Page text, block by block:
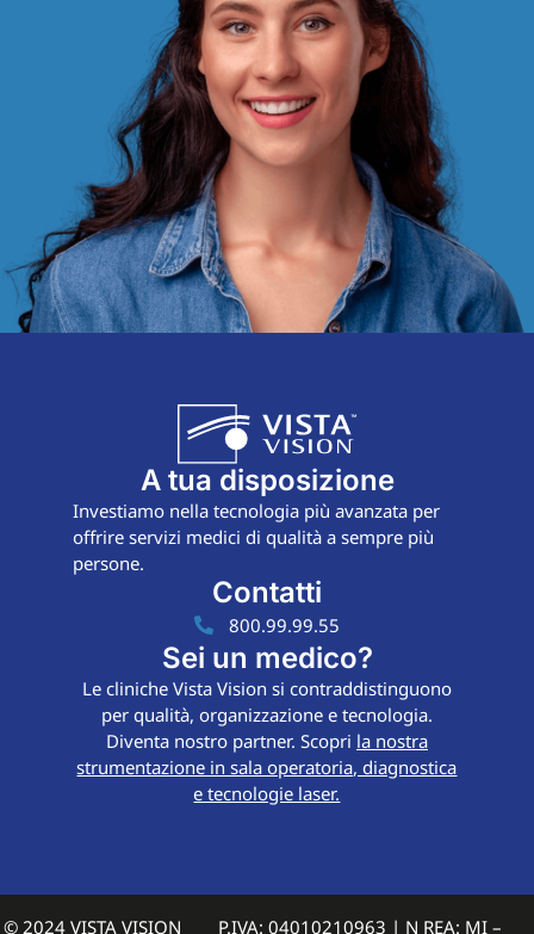
A tua disposizione
Investiamo nella tecnologia più avanzata per
offrire servizi medici di qualità a sempre più
persone.
Contatti
800.99.99.55
Sei un medico?
Le cliniche Vista Vision si contraddistinguono
per qualità, organizzazione e tecnologia.
Diventa nostro partner. Scopri la nostra
strumentazione in sala operatoria, diagnostica
e tecnologie laser.
© 2024 VISTA VISION P.IVA: 04010210963 | N REA: MI –